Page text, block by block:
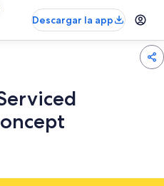
Descargar la app